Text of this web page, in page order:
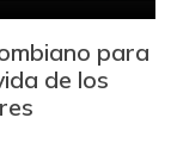
para
de los